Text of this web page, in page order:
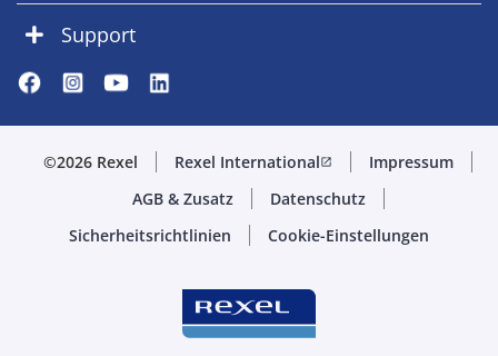
Support
©2026 Rexel Rexel Internationalopen_in_new
Impressum
AGB & Zusatz
Datenschutz
Sicherheitsrichtlinien
Cookie-Einstellungen